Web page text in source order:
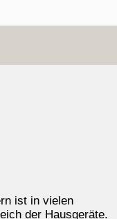
ist in vielen
der Hausgeräte.